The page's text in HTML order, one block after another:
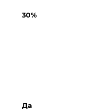
30%
Да